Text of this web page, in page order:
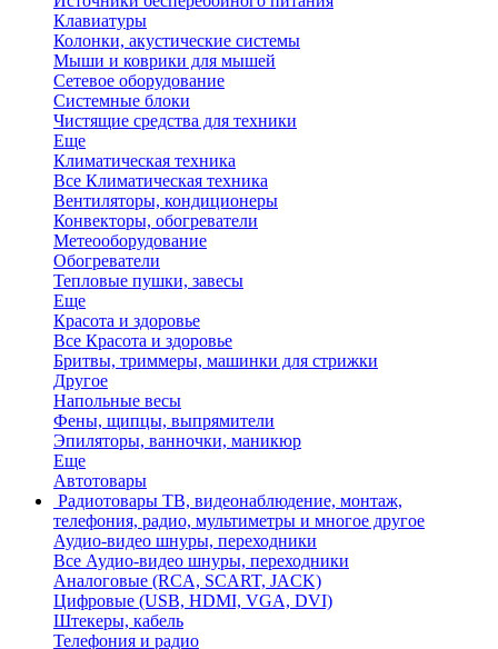
Клавиатуры
Колонки, акустические системы
Мыши и коврики для мышей
Сетевое оборудование
Системные блоки
Чистящие средства для техники
Еще
Климатическая техника
Все Климатическая техника
Вентиляторы, кондиционеры
Конвекторы, обогреватели
Метеооборудование
Обогреватели
Тепловые пушки, завесы
Еще
Красота и здоровье
Все Красота и здоровье
Бритвы, триммеры, машинки для стрижки
Другое
Напольные весы
Фены, щипцы, выпрямители
Эпиляторы, ванночки, маникюр
Еще
Автотовары
Радиотовары ТВ, видеонаблюдение, монтаж,
телефония, радио, мультиметры и многое другое
Аудио-видео шнуры, переходники
Все Аудио-видео шнуры, переходники
Аналоговые (RCA, SCART, JACK)
Цифровые (USB, HDMI, VGA, DVI)
Штекеры, кабель
Телефония и радио